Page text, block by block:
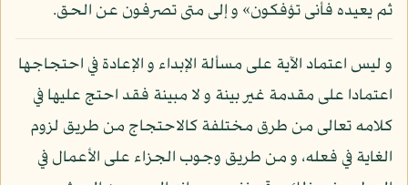
ثم يعيده فأنى تؤفكون» و إلى متى تصرفون عن الحق.
و ليس اعتماد الآية على مسألة الإبداء و الإعادة في احتجاجها
اعتمادا على مقدمة غير بينة و لا مبينة فقد احتج عليها في
كلامه تعالى من طرق مختلفة كالاحتجاج من طريق لزوم
الغاية في فعله، و من طريق وجوب الجزاء على الأعمال في